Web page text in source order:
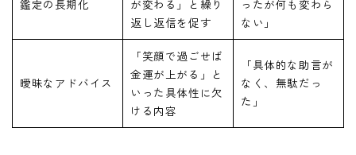
鑑定の長期化
が変わる」と繰り
返し返信を促す
ったが何も変わら
ない」
曖昧なアドバイス
「笑顔で過ごせば
金運が上がる」と
いった具体性に欠
ける内容
「具体的な助言が
なく、無駄だっ
た」